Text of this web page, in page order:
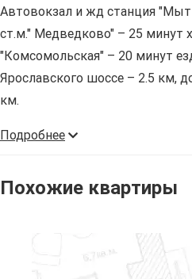
Автовокзал и жд станция
ст.м." Медведково" – 25 минут
"Комсомольская" – 20 минут
Ярославского шоссе – 2.5 км,
км.
Подробнее
Похожие квартиры